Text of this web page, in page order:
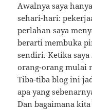
Awalnya saya
sehari-hari:
perlahan saya
berarti membuka
sendiri. Ketika
orang-orang mulai
Tiba-tiba blog ini
apa yang
Dan bagaimana